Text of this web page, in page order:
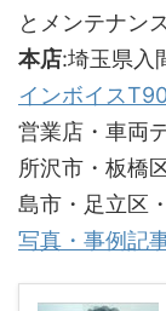
とメンテナンス
本店:埼玉県入
インボイス
営業店・車両
所沢市・板橋
島市・足立区
写真・事例記